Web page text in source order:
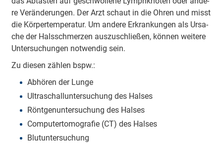
re Ver­än­de­run­gen. Der Arzt schaut in die Oh­ren und misst
die Kör­per­tem­pe­ra­tur. Um an­de­re Er­kran­kun­gen als Ur­sa­
che der Hals­schmer­zen aus­zu­schlie­ßen, kön­nen wei­te­re
Un­ter­su­chun­gen not­wen­dig sein.
Zu die­sen zäh­len bspw.:
Ab­hö­ren der Lun­ge
Ul­tra­schall­un­ter­su­chung des Hal­ses
Rönt­gen­un­ter­su­chung des Hal­ses
Com­pu­ter­to­mo­gra­fie (CT) des Hal­ses
Blut­un­ter­su­chung